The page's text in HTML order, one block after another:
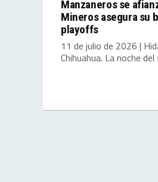
Manzaneros se
Mineros asegura su
playoffs
11 de julio de 2026 |
Chihuahua. La noche del